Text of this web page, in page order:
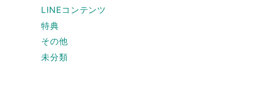
LINEコンテンツ
特典
その他
未分類